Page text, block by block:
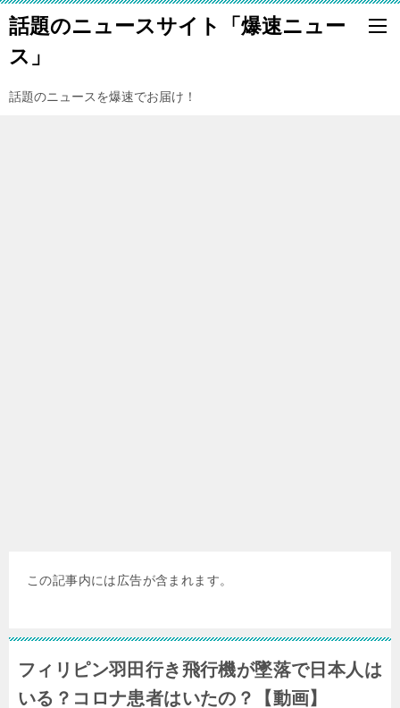
話題のニュースサイト「爆速ニュー
ス」
話題のニュースを爆速でお届け！
この記事内には広告が含まれます。
フィリピン羽田行き飛行機が墜落で日本人は
いる？コロナ患者はいたの？【動画】